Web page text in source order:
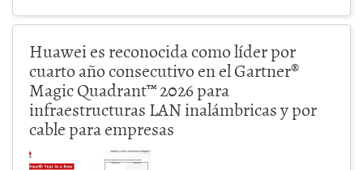
Huawei es reconocida como líder por
cuarto año consecutivo en el Gartner®
Magic Quadrant™ 2026 para
infraestructuras LAN inalámbricas y por
cable para empresas